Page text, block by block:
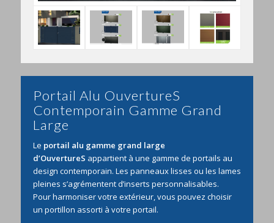
Portail Alu OuvertureS
Contemporain Gamme Grand
Large
Le portail alu gamme grand large
d’OuvertureS appartient à une gamme de portails au
design contemporain. Les panneaux lisses ou les lames
pleines s’agrémentent d’inserts personnalisables.
Pour harmoniser votre extérieur, vous pouvez choisir
un portillon assorti à votre portail.